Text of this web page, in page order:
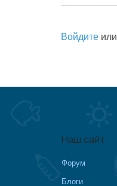
Войдите или
Наш сайт
Форум
Блоги